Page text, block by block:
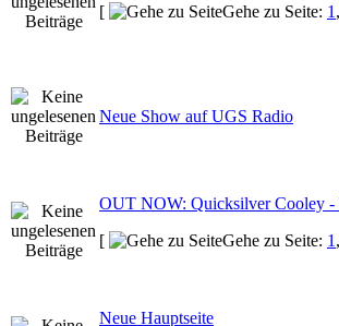
[
Gehe zu Seite: 1 ,
Neue Show auf UGS Radio
OUT NOW: Quicksilver Cooley
[
Gehe zu Seite: 1 ,
Neue Hauptseite